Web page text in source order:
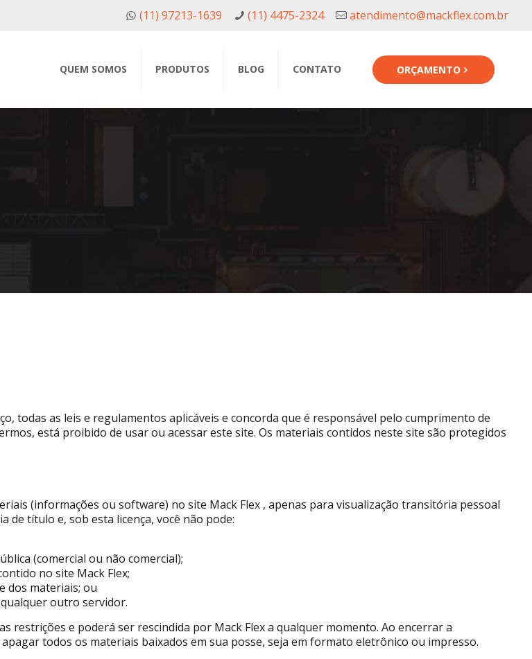
(11) 97213-1639 (11) 4475-2324 atendimento@mackflex.com.br
QUEM SOMOS PRODUTOS BLOG CONTATO ORÇAMENTO
todas as leis e regulamentos aplicáveis ​​e concorda que é responsável pelo cumprimento de
está proibido de usar ou acessar este site. Os materiais contidos neste site são protegidos
(informações ou software) no site Mack Flex , apenas para visualização transitória pessoal
de título e, sob esta licença, você não pode:
(comercial ou não comercial);
no site Mack Flex;
dos materiais; ou
outro servidor.
restrições e poderá ser rescindida por Mack Flex a qualquer momento. Ao encerrar a
todos os materiais baixados em sua posse, seja em formato eletrônico ou impresso.